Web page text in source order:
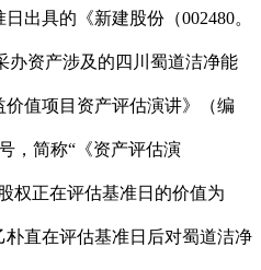
出具的《新建股份（002480。
办资产涉及的四川蜀道洁净能
值项目资产评估演讲》（编
，简称“《资产评估演
权正在评估基准日的价值为
朴直在评估基准日后对蜀道洁净